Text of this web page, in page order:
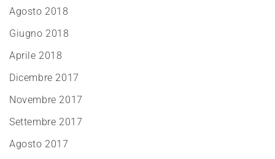
Agosto 2018
Giugno 2018
Aprile 2018
Dicembre 2017
Novembre 2017
Settembre 2017
Agosto 2017